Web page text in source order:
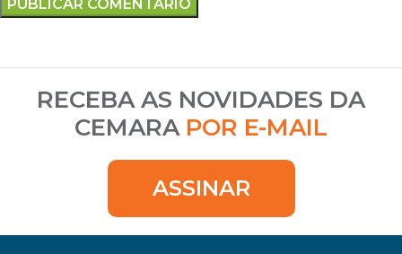
RECEBA AS NOVIDADES DA
CEMARA POR E-MAIL
ASSINAR